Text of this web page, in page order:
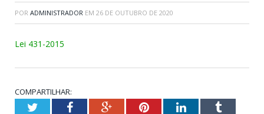
POR ADMINISTRADOR EM 26 DE OUTUBRO DE 2020
Lei 431-2015
COMPARTILHAR:
TwitterFacebookGoogle+PinterestLinkedInTumblr